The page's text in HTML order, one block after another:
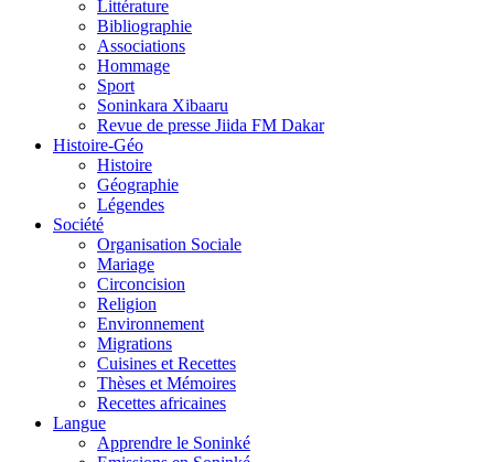
Littérature
Bibliographie
Associations
Hommage
Sport
Soninkara Xibaaru
Revue de presse Jiida FM Dakar
Histoire-Géo
Histoire
Géographie
Légendes
Société
Organisation Sociale
Mariage
Circoncision
Religion
Environnement
Migrations
Cuisines et Recettes
Thèses et Mémoires
Recettes africaines
Langue
Apprendre le Soninké